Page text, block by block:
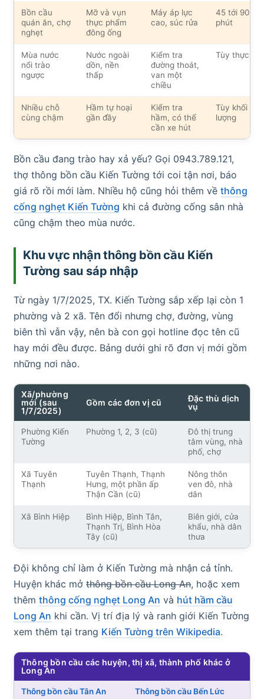
Bồn cầu
quán ăn, chợ
nghẹt
Mỡ và vụn
thực phẩm
đông ống
Máy áp lực
cao, súc rửa
45 tới 90
phút
Mùa nước
nổi trào
ngược
Nước ngoài
dồn, nền
thấp
Kiểm tra
đường thoát,
van một
chiều
Tùy thực tế
Nhiều chỗ
cùng chậm
Hầm tự hoại
gần đầy
Kiểm tra
hầm, có thể
cần xe hút
Tùy khối
lượng
Bồn cầu đang trào hay xả yếu? Gọi 0943.789.121,
thợ thông bồn cầu Kiến Tường tới coi tận nơi, báo
giá rõ rồi mới làm. Nhiều hộ cũng hỏi thêm về thông
cống nghẹt Kiến Tường khi cả đường cống sân nhà
cũng chậm theo mùa nước.
Khu vực nhận thông bồn cầu Kiến
Tường sau sáp nhập
Từ ngày 1/7/2025, TX. Kiến Tường sắp xếp lại còn 1
phường và 2 xã. Tên đổi nhưng chợ, đường, vùng
biên thì vẫn vậy, nên bà con gọi hotline đọc tên cũ
hay mới đều được. Bảng dưới ghi rõ đơn vị mới gồm
những nơi nào.
Xã/phường
mới (sau
1/7/2025)
Gồm các đơn vị cũ
Đặc thù dịch
vụ
Phường Kiến
Tường
Phường 1, 2, 3 (cũ)
Đô thị trung
tâm vùng, nhà
phố, chợ
Xã Tuyên
Thạnh
Tuyên Thạnh, Thạnh
Hưng, một phần ấp
Thận Cần (cũ)
Nông thôn
ven đô, nhà
dân
Xã Bình Hiệp
Bình Hiệp, Bình Tân,
Thạnh Trị, Bình Hòa
Tây (cũ)
Biên giới, cửa
khẩu, nhà dân
thưa
Đội không chỉ làm ở Kiến Tường mà nhận cả tỉnh.
Huyện khác mở thông bồn cầu Long An, hoặc xem
thêm thông cống nghẹt Long An và hút hầm cầu
Long An khi cần. Vị trí địa lý và ranh giới Kiến Tường
xem thêm tại trang Kiến Tường trên Wikipedia.
Thông bồn cầu các huyện, thị xã, thành phố khác ở
Long An
Thông bồn cầu Tân An Thông bồn cầu Bến Lức